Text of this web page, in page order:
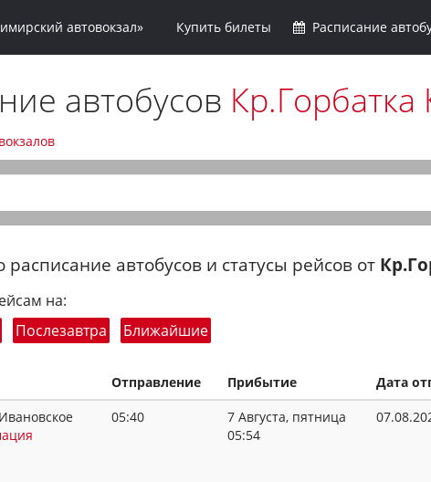
автовокзал» Купить билеты Расписание
автобусов Кр.Горбатка
расписание автобусов и статусы рейсов от
на:
Послезавтра Ближайшие
Отправление Прибытие Дата
05:40
7 Августа, пятница
05:54